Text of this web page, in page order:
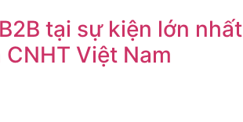
tại sự kiện lớn nhất
Việt Nam